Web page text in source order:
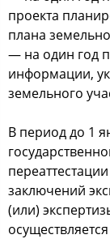
проекта
плана
— на один год
информации,
земельного
В период до 1
заключений
(или)